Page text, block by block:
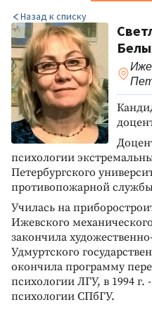
Назад к списку
психологии
Петербургского
противопожарной
Училась на
Ижевского
закончила
Удмуртского
окончила программу
психологии ЛГУ, в 1994 г.
психологии СПбГУ.